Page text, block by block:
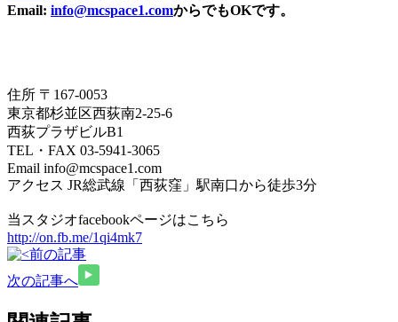
Email: info@mcspace1.comからでもOKです。
住所 〒167-0053
東京都杉並区西荻南2-25-6
西荻プラザビルB1
TEL・FAX 03-5941-3065
Email info@mcspace1.com
アクセス JR総武線「西荻窪」駅南口から徒歩3分
当スタジオfacebookページはこちら
http://on.fb.me/1qi4mk7
前の記事
次の記事へ